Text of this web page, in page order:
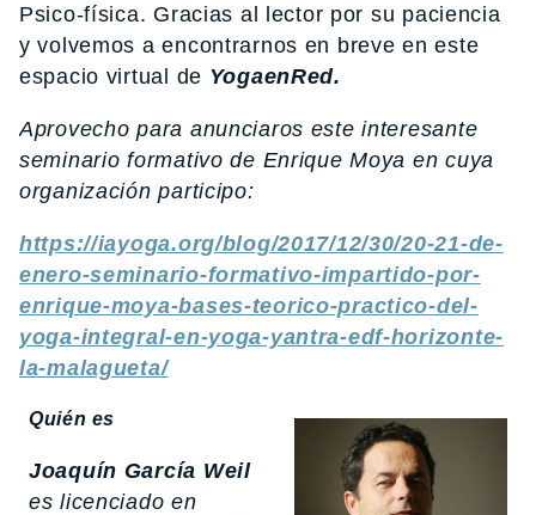
Psico-física. Gracias al lector por su paciencia
y volvemos a encontrarnos en breve en este
espacio virtual de YogaenRed.
Aprovecho para anunciaros este interesante
seminario formativo de Enrique Moya en cuya
organización participo:
https://iayoga.org/blog/2017/12/30/20-21-de-
enero-seminario-formativo-impartido-por-
enrique-moya-bases-teorico-practico-del-
yoga-integral-en-yoga-yantra-edf-horizonte-
la-malagueta/
Quién es
Joaquín García Weil
es licenciado en